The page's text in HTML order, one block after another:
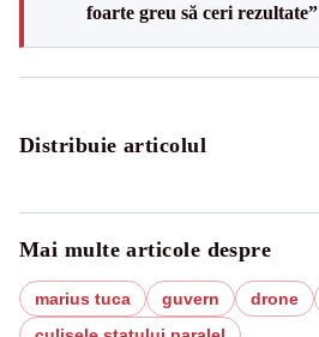
foarte greu să ceri rezultate”
Distribuie articolul
Mai multe articole despre
marius tuca guvern drone